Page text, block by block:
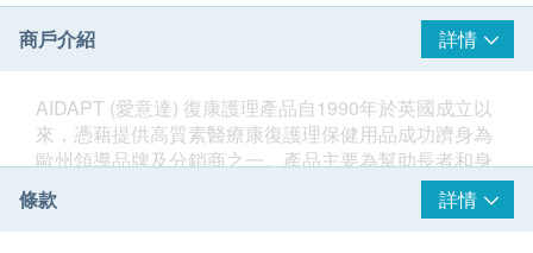
商戶介紹 詳情
AIDAPT (愛意達) 復康護理產品自1990年於英國成立以
來，憑藉提供高質素醫療康復護理保健用品成功躋身為
歐州領導品牌及分銷商之一。產品主要為幫助長者和身
體不便的人士自力更生，讓他們可以獨立解決問題，配
合他們的日常需要。
條款 詳情